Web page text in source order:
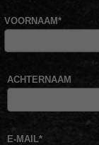
VOORNAAM*
ACHTERNAAM
E-MAIL*